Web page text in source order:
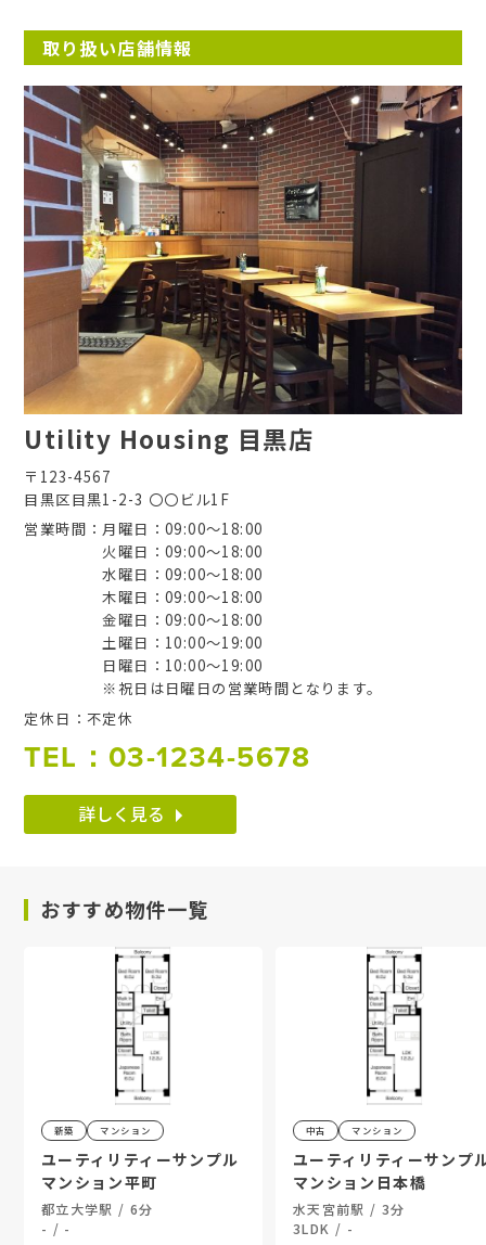
ほか初期費用
‐
ほか諸費用
‐
取り扱い店舗情報
Utility Housing 目黒店
〒123-4567
目黒区目黒1-2-3 〇〇ビル1F
営業時間
月曜日：09:00～18:00
火曜日：09:00～18:00
水曜日：09:00～18:00
木曜日：09:00～18:00
金曜日：09:00～18:00
土曜日：10:00～19:00
日曜日：10:00～19:00
※祝日は日曜日の営業時間となります。
定休日
不定休
TEL：03-1234-5678
詳しく見る
おすすめ物件一覧
新築 マンション
ユーティリティーサンプル
マンション平町
都立大学駅 / 6分
- / -
中古 マンション
ユーティリティーサンプ
マンション日本橋
水天宮前駅 / 3分
3LDK / -